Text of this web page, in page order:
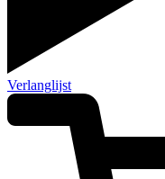
Verlanglijst